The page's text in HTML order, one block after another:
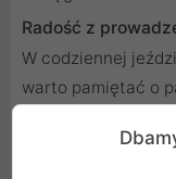
Radość z
W codziennej
warto pamiętać o